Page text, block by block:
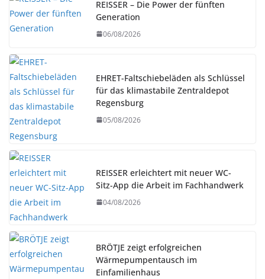
REISSER – Die Power der fünften
Generation
06/08/2026
EHRET-Faltschiebeläden als Schlüssel
für das klimastabile Zentraldepot
Regensburg
05/08/2026
REISSER erleichtert mit neuer WC-
Sitz-App die Arbeit im Fachhandwerk
04/08/2026
BRÖTJE zeigt erfolgreichen
Wärmepumpentausch im
Einfamilienhaus